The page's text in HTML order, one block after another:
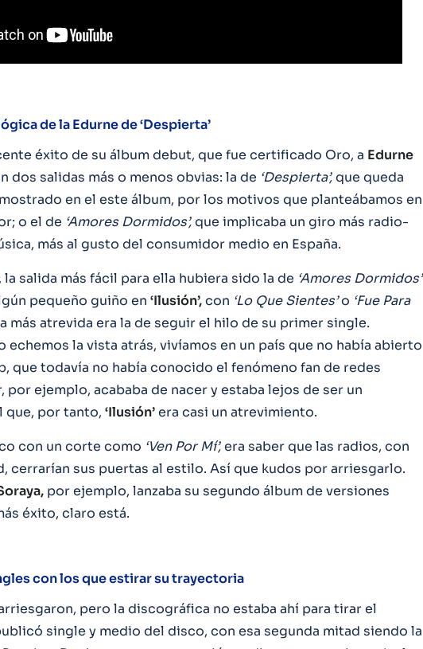
de la Edurne de ‘Despierta’
éxito de su álbum debut, que fue certificado Oro, a Edurne
dos salidas más o menos obvias: la de ‘Despierta’,que queda
en el este álbum, por los motivos que planteábamos en
o el de ‘Amores Dormidos’,que implicaba un giro más radio-
más al gusto del consumidor medio en España.
la salida más fácil para ella hubiera sido la de ‘Amores Dormidos’
pequeño guiño en ‘Ilusión’,con ‘Lo Que Sientes’o ‘Fue Para
más atrevida era la de seguir el hilo de su primer single.
echemos la vista atrás, vivíamos en un país que no había abierto
que todavía no había conocido el fenómeno fan de redes
por ejemplo, acababa de nacer y estaba lejos de ser un
que, por tanto, ‘Ilusión’era casi un atrevimiento.
con un corte como ‘Ven Por Mí’,era saber que las radios, con
cerrarían sus puertas al estilo. Así que kudos por arriesgarlo.
por ejemplo, lanzaba su segundo álbum de versiones
éxito, claro está.
con los que estirar su trayectoria
pero la discográfica no estaba ahí para tirar el
single y medio del disco, con esa segunda mitad siendo la